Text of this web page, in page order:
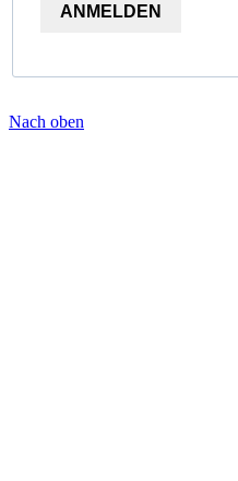
ANMELDEN
Nach oben